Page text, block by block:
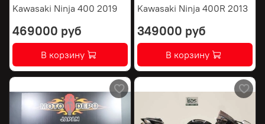
Kawasaki Ninja 400 2019
469000 руб
В корзину
Kawasaki Ninja 400R 2013
349000 руб
В корзину